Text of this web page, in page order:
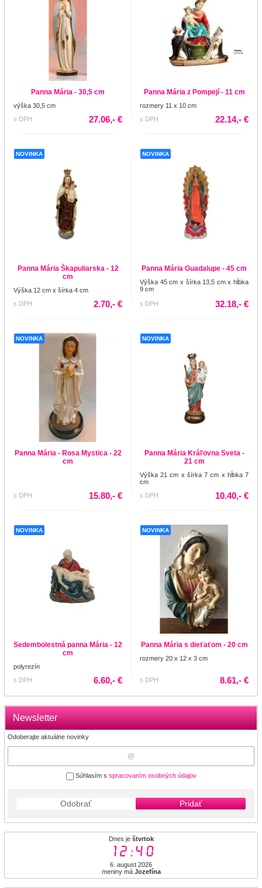
Newsletter
Odoberajte aktuálne novinky
Súhlasím s spracovaním osobných údajov
Odobrať Pridať
Dnes je štvrtok
12:40
6. august 2026
meniny má Jozefína
Panna Mária - 30,5 cm
výška 30,5 cm
s DPH
27.06,- €
Panna Mária z Pompejí - 11 cm
rozmery 11 x 10 cm
s DPH
22.14,- €
NOVINKA
Panna Mária Škapuliarska - 12
cm
Výška 12 cm x šírka 4 cm
s DPH
2.70,- €
NOVINKA
Panna Mária Guadalupe - 45 cm
Výška 45 cm x šírka 13,5 cm x hĺbka
9 cm
s DPH 32.18,- €
NOVINKA
Panna Mária - Rosa Mystica - 22
cm
s DPH 15.80,- €
NOVINKA
Panna Mária Kráľovna Sveta -
21 cm
Výška 21 cm x šírka 7 cm x hĺbka 7
cm
s DPH
10.40,- €
NOVINKA
Sedembolestná panna Mária - 12
cm
polyrezín
s DPH
6.60,- €
NOVINKA
Panna Mária s dieťaťom - 20 cm
rozmery 20 x 12 x 3 cm
s DPH 8.61,- €